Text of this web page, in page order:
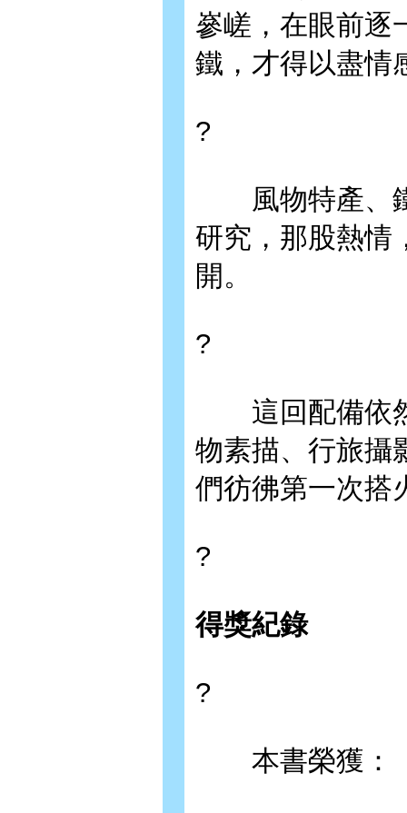
嵾嵯，在眼前逐
鐵，才得以盡情
?
風物特產、鐵
研究，那股熱情
開。
?
這回配備依然
物素描、行旅攝
們彷彿第一次搭
?
得獎紀錄
?
本書榮獲：